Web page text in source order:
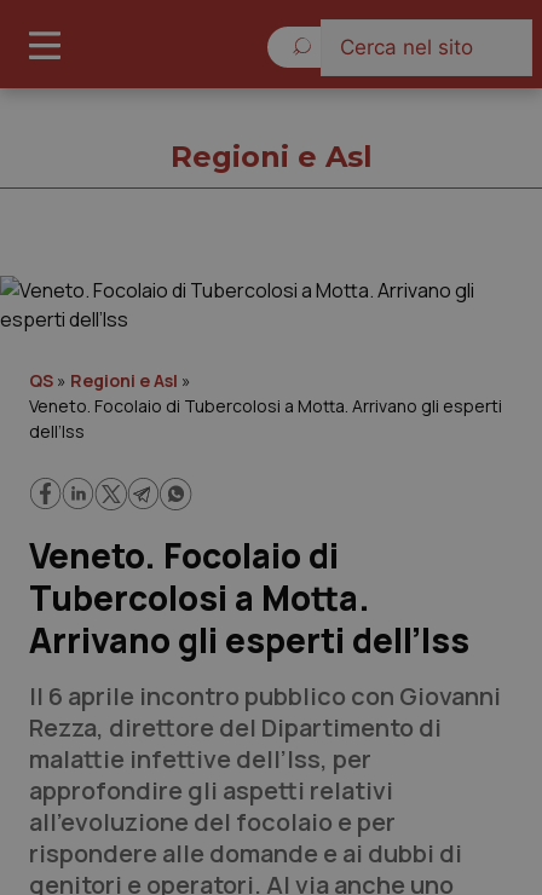
Governo e Parlamento
Regioni e Asl
Lavoro e Professioni
Scienza e Farmaci
Studi e Analisi
Lettere al direttore
Edizioni Regionali
QS Pro
Regioni e Asl
QS » Regioni e Asl »
Veneto. Focolaio di Tubercolosi a Motta. Arrivano gli esperti
dell’Iss
Veneto. Focolaio di
Tubercolosi a Motta.
Arrivano gli esperti dell’Iss
Il 6 aprile incontro pubblico con Giovanni
Rezza, direttore del Dipartimento di
malattie infettive dell’Iss, per
approfondire gli aspetti relativi
all’evoluzione del focolaio e per
rispondere alle domande e ai dubbi di
genitori e operatori. Al via anche uno